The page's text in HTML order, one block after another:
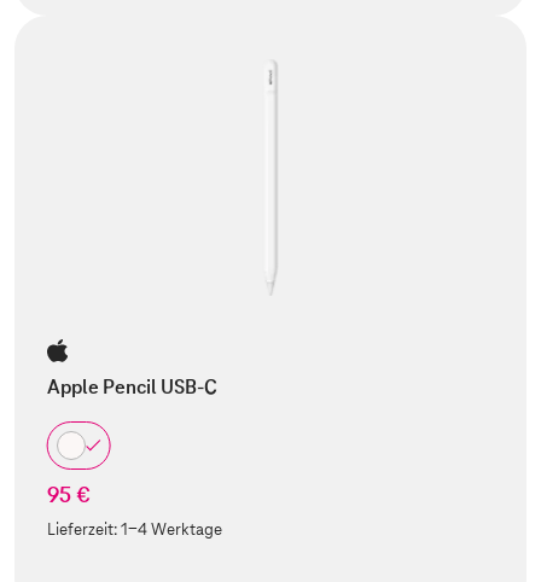
Apple Pencil USB-C
95 €
Lieferzeit:1-4 Werktage